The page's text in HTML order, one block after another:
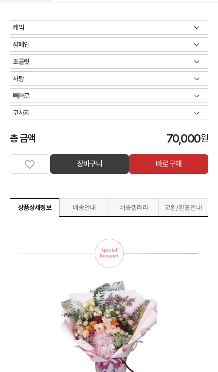
총 금액 70,000원
장바구니 바로구매
상품상세정보 배송안내 배송갤러리 교환/환불안내